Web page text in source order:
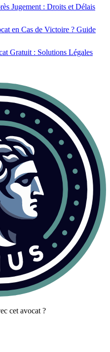
Jugement : Droits et Délais
en Cas de Victoire ? Guide
Gratuit : Solutions Légales
cet avocat ?